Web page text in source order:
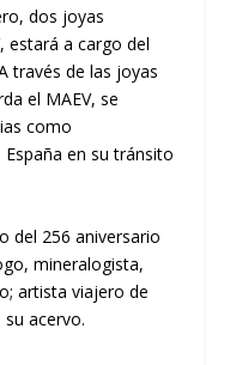
dos joyas
estará a cargo del
través de las joyas
el MAEV, se
como
en su tránsito
del 256 aniversario
mineralogista,
artista viajero de
acervo.